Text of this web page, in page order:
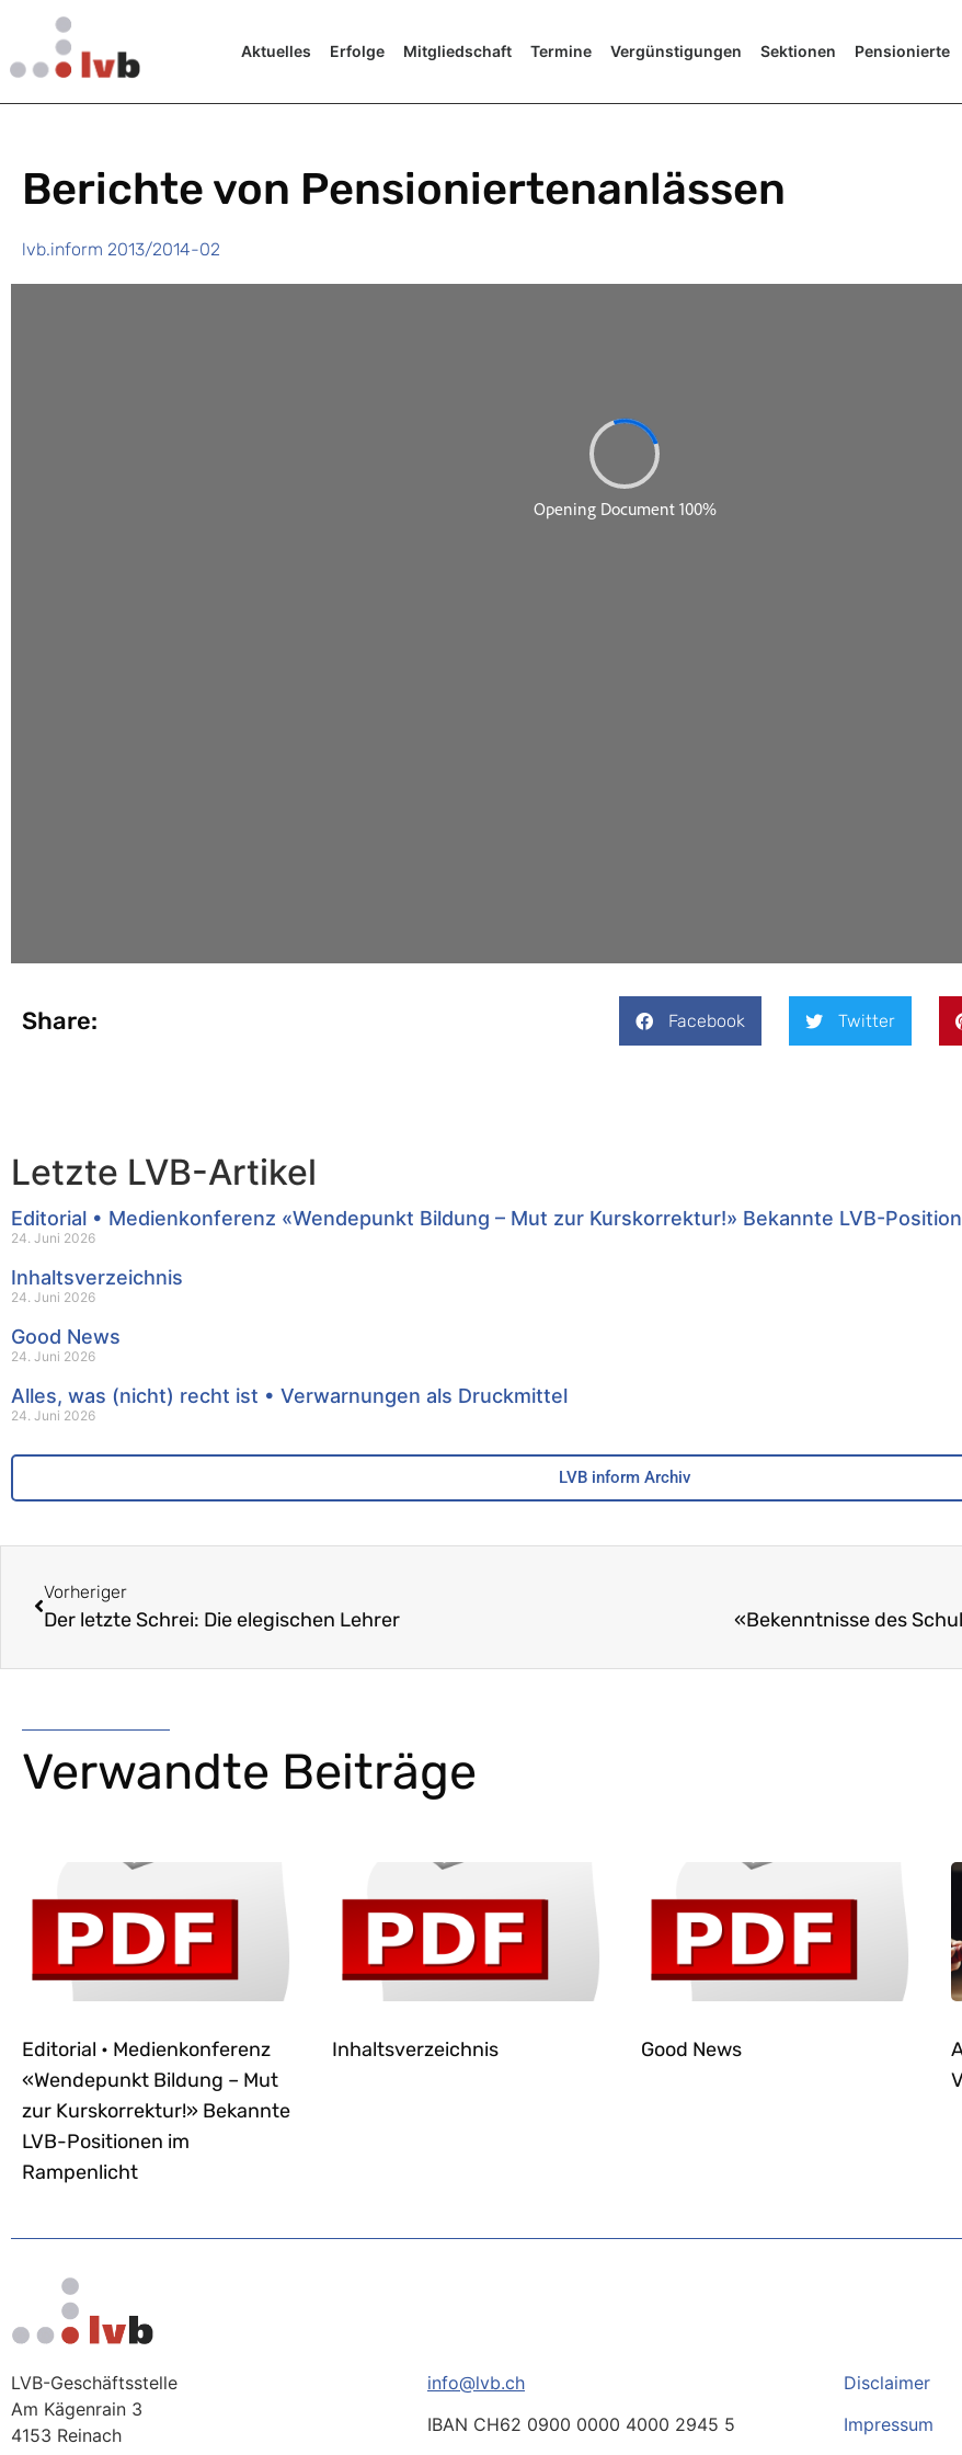
Aktuelles Erfolge Mitgliedschaft Termine Vergünstigungen Sektionen Pensionierte
Berichte von Pensioniertenanlässen
lvb.inform 2013/2014-02
Share: Facebook Twitter
Letzte LVB-Artikel
Editorial • Medienkonferenz «Wendepunkt Bildung – Mut zur Kurskorrektur!» Bekannte LVB-
24. Juni 2026
Inhaltsverzeichnis
24. Juni 2026
Good News
24. Juni 2026
Alles, was (nicht) recht ist • Verwarnungen als Druckmittel
24. Juni 2026
LVB inform Archiv
Vorheriger
Der letzte Schrei: Die elegischen Lehrer «Bekenntnisse des
Verwandte Beiträge
Editorial • Medienkonferenz
«Wendepunkt Bildung – Mut
zur Kurskorrektur!» Bekannte
LVB-Positionen im
Rampenlicht
Inhaltsverzeichnis Good News
LVB-Geschäftsstelle
Am Kägenrain 3
4153 Reinach
info@lvb.ch
IBAN CH62 0900 0000 4000 2945 5
Disclaimer
Impressum